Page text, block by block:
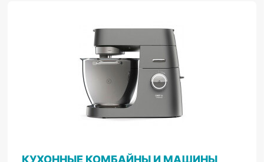
КУХОННЫЕ КОМБАЙНЫ И МАШИНЫ